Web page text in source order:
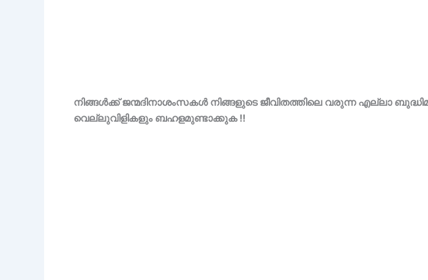
നിങ്ങൾക്ക് ജന്മദിനാശംസകൾ നിങ്ങളുടെ ജീവിതത്തിലെ വരുന്ന എല്ലാ
വെല്ലുവിളികളും ബഹളമുണ്ടാക്കുക !!